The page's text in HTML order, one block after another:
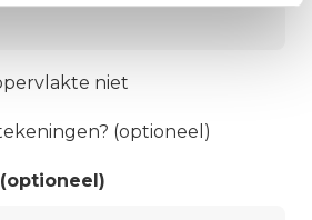
niet
(optioneel)